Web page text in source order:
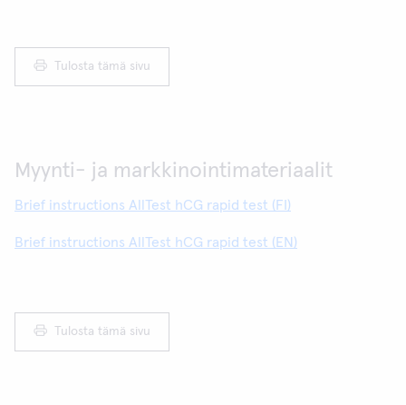
Tulosta tämä sivu
Myynti- ja markkinointimateriaalit
Brief instructions AllTest hCG rapid test (FI)
Brief instructions AllTest hCG rapid test (EN)
Tulosta tämä sivu